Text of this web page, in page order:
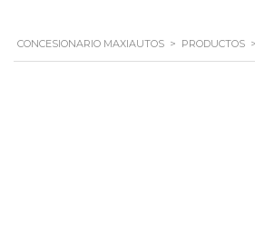
CONCESIONARIO MAXIAUTOS > PRODUCTOS >